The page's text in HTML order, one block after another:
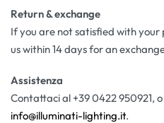
Return & exchange
If you are not satisfied with
us within 14 days for an
Assistenza
Contattaci al +39 0422 950921, o
info@illuminati-lighting.it.